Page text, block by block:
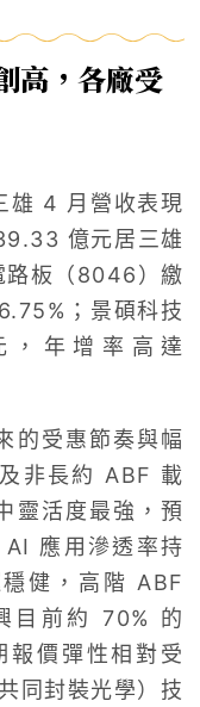
高，各廠受
雄 4 月營收表現
億元居三雄
路板（8046）繳
；景碩科技
，年增率高達
的受惠節奏與幅
非長約 ABF 載
靈活度最強，預
應用滲透率持
健，高階 ABF
目前約 70% 的
報價彈性相對受
同封裝光學）技